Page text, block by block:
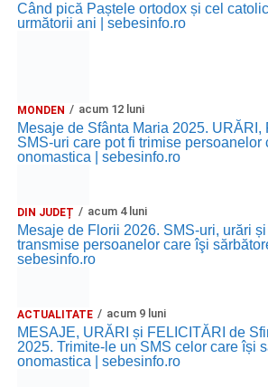
Când pică Paștele ortodox și cel
următorii ani | sebesinfo.ro
MONDEN acum 12 luni
Mesaje de Sfânta Maria 2025. URĂRI,
SMS-uri care pot fi trimise persoanelor
onomastica | sebesinfo.ro
DIN JUDEȚ acum 4 luni
Mesaje de Florii 2026. SMS-uri, urări
transmise persoanelor care îşi
sebesinfo.ro
ACTUALITATE acum 9 luni
MESAJE, URĂRI și FELICITĂRI de
2025. Trimite-le un SMS celor care își
onomastica | sebesinfo.ro